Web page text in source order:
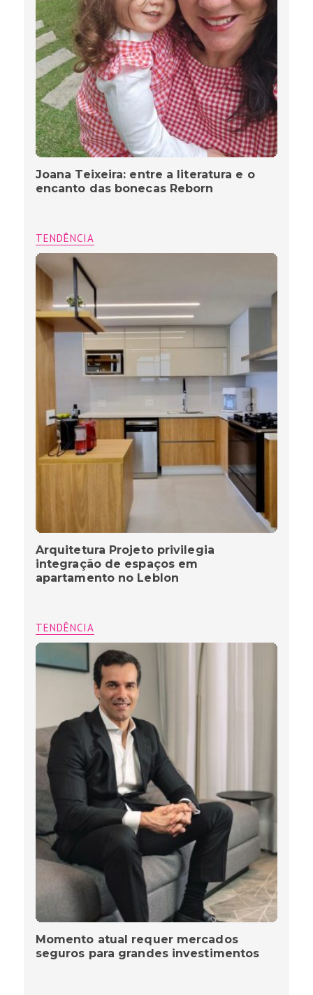
Joana Teixeira: entre a literatura e o
encanto das bonecas Reborn
TENDÊNCIA
Arquitetura Projeto privilegia
integração de espaços em
apartamento no Leblon
TENDÊNCIA
Momento atual requer mercados
seguros para grandes investimentos